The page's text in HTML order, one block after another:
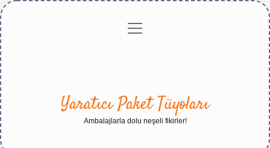
Gizlilikmenüyü
Yaratıcı Paket Tüyoları
Ambalajlarla dolu neşeli fikirler!